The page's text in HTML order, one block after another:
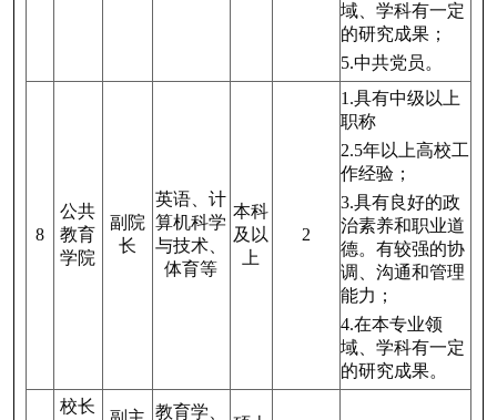
域、学科有一定
的研究成果；
5.中共党员。
8
公共
教育
学院
副院
长
英语、计
算机科学
与技术、
体育等
本科
及以
上
2
1.具有中级以上
职称
2.5年以上高校工
作经验；
3.具有良好的政
治素养和职业道
德。有较强的协
调、沟通和管理
能力；
4.在本专业领
域、学科有一定
的研究成果。
校长
教育学、